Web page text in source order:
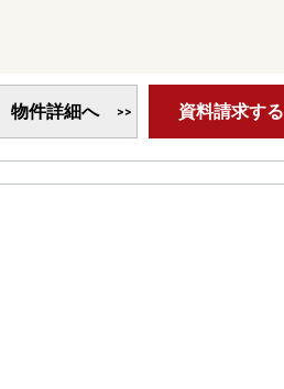
物件詳細へ 資料請求する